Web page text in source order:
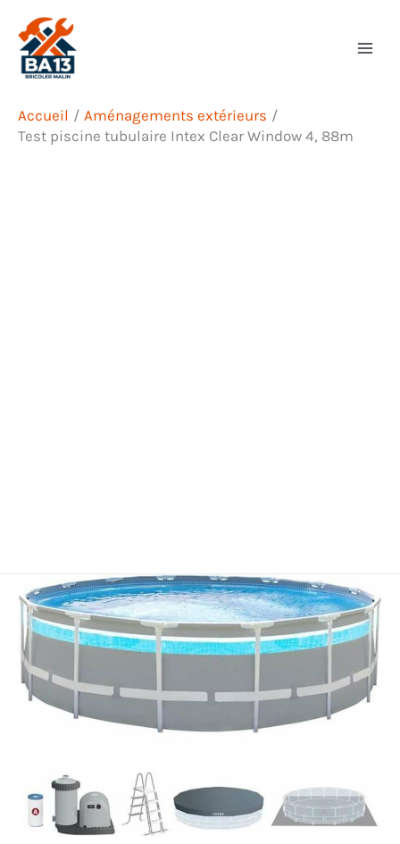
contenu
Accueil
Aménagements extérieurs
Test piscine tubulaire Intex Clear Window 4, 88m
Rechercher